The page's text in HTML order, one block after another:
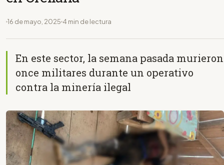
16 de mayo, 2025 4 min de lectura
En este sector, la semana pasada murieron
once militares durante un operativo
contra la minería ilegal